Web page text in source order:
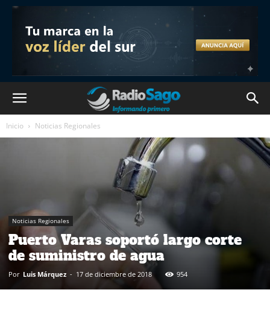
Inicio Noticias Regionales
Noticias Regionales
Puerto Varas soportó largo corte
de suministro de agua
Por Luis Márquez - 17 de diciembre de 2018 954